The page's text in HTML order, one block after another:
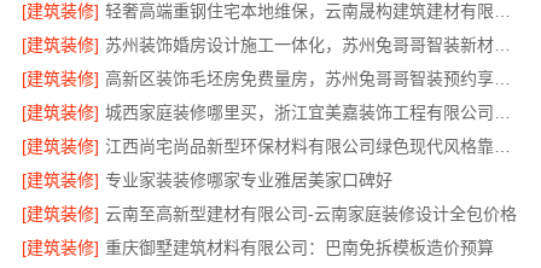
[建筑装修]
[建筑装修]
苏州装饰婚房设计施工一体化，苏州兔哥哥智装新材料有限公司
[建筑装修]
高新区装饰毛坯房免费量房，苏州兔哥哥智装预约享优惠
[建筑装修]
[建筑装修]
[建筑装修] 专业家装装修哪家专业雅居美家口碑好
[建筑装修] 云南至高新型建材有限公司-云南家庭装修设计全包价格
[建筑装修] 重庆御墅建筑材料有限公司：巴南免拆模板造价预算